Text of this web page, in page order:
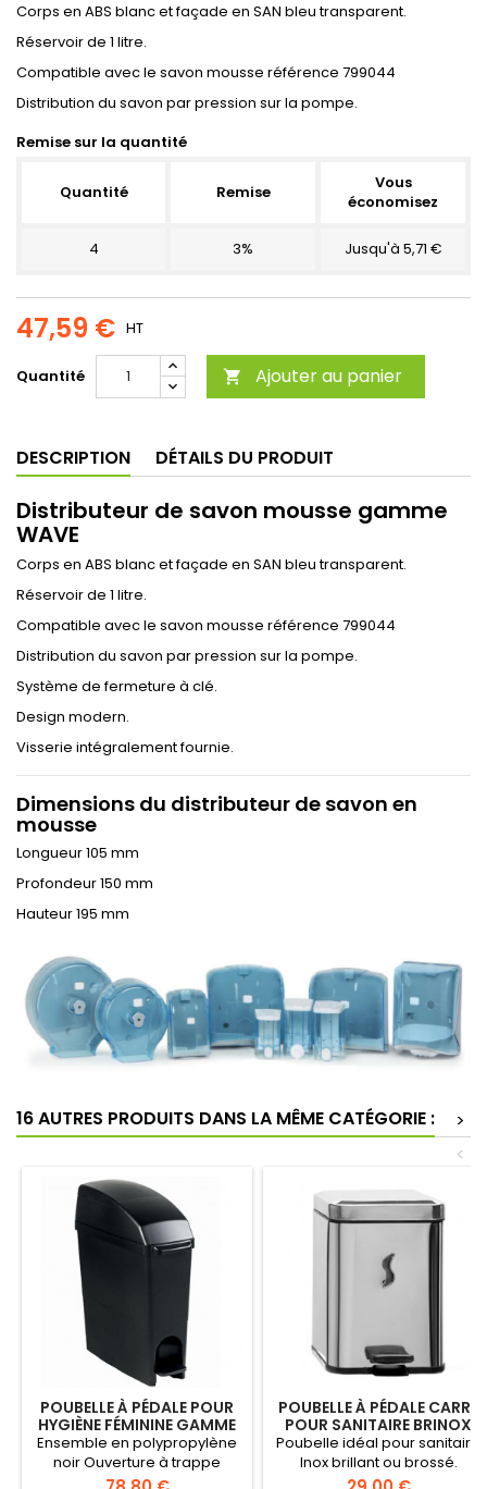
Corps en ABS blanc et façade en SAN bleu transparent.
Réservoir de 1 litre.
Compatible avec le savon mousse référence 799044
Distribution du savon par pression sur la pompe.
Remise sur la quantité
Quantité Remise
Vous
économisez
4 3% Jusqu'à 5,71 €
47,59 € HT
Quantité  Ajouter au panier
DESCRIPTION DÉTAILS DU PRODUIT
Distributeur de savon mousse gamme
WAVE
Corps en ABS blanc et façade en SAN bleu transparent.
Réservoir de 1 litre.
Compatible avec le savon mousse référence 799044
Distribution du savon par pression sur la pompe.
Système de fermeture à clé.
Design modern.
Visserie intégralement fournie.
Dimensions du distributeur de savon en
mousse
Longueur 105 mm
Profondeur 150 mm
Hauteur 195 mm
16 AUTRES PRODUITS DANS LA MÊME CATÉGORIE :
>
<
POUBELLE À PÉDALE POUR
HYGIÈNE FÉMININE GAMME
BLACK
Ensemble en polypropylène
noir Ouverture à trappe
Utilisation de sachets
POUBELLE À PÉDALE CARRÉ
POUR SANITAIRE BRINOX
Poubelle idéal pour sanitaire
Inox brillant ou brossé.
Poignée de transport à